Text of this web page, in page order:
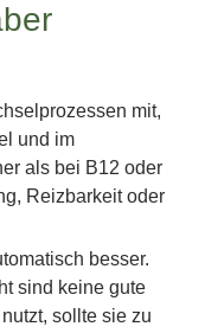
mit,
und im
als bei B12 oder
Reizbarkeit oder
besser.
sind keine gute
sollte sie zu